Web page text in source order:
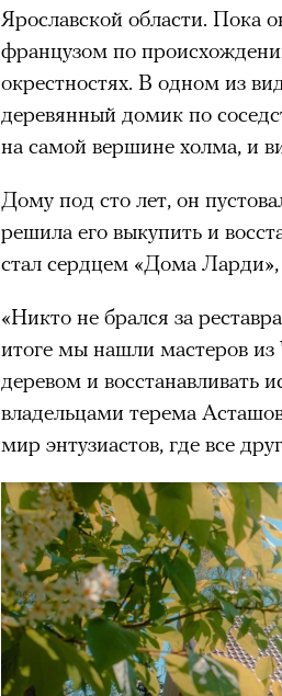
Ярославской области. Пока
французом по
окрестностях. В одном из
деревянный домик по
на самой вершине холма, и
Дому под сто лет, он
решила его выкупить и
стал сердцем «Дома
«Никто не брался за
итоге мы нашли мастеров
деревом и
владельцами терема
мир энтузиастов, где все
Подписывайтесь на
Главное
концентрации, в
остается только
Экстремальные
гормонов, из-за чего
из самых ярких опытов в
Для многих альпинизм
рутины,
Совместное
людьми особенно
Наука не подтверждает
признает, чток
устойчивостью к стрессу